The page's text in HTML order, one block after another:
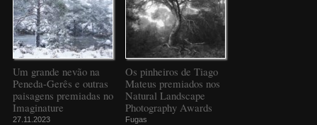
Um grande nevão na
Peneda-Gerês e outras
paisagens premiadas no
Imaginature
27.11.2023
Os pinheiros de Tiago
Mateus premiados nos
Natural Landscape
Photography Awards
Fugas